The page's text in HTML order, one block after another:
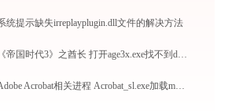
统提示缺失irreplayplugin.dll文件的解决方法
《帝国时代3》之酋长 打开age3x.exe找不到deformerdll怎么办
Adobe Acrobat相关进程 Acrobat_sl.exe加载msvcp120.dll文件丢失处理办法